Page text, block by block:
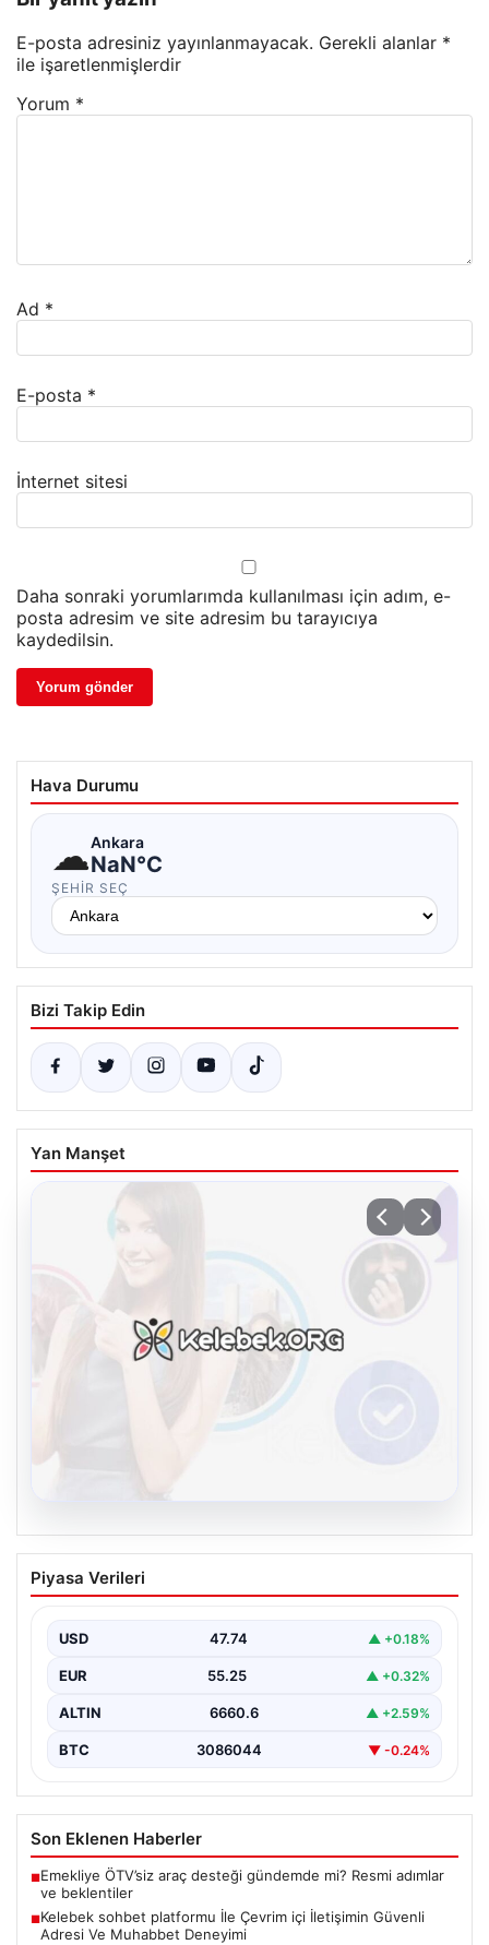
E-posta adresiniz yayınlanmayacak. Gerekli alanlar *
ile işaretlenmişlerdir
Yorum *
Ad *
E-posta *
İnternet sitesi
Daha sonraki yorumlarımda kullanılması için adım, e-
posta adresim ve site adresim bu tarayıcıya
kaydedilsin.
Hava Durumu
☁Ankara
NaN°C
ŞEHIR SEÇ
Bizi Takip Edin
Yan Manşet
08.08.2026
Kelebek sohbet platformu İle Çevrim içi
İletişimin Güvenli Adresi Ve Muhabbet
Sanal dünyasında insanların güvenli bir şekilde iletişim
Güncel olarak…
Piyasa Verileri
USD 47.74 ▲ +0.18%
EUR 55.25 ▲ +0.32%
ALTIN 6660.6 ▲ +2.59%
BTC 3086044 ▼ -0.24%
Son Eklenen Haberler
■Emekliye ÖTV’siz araç desteği gündemde mi? Resmi adımlar
ve beklentiler
■Kelebek sohbet platformu İle Çevrim içi İletişimin Güvenli
Adresi Ve Muhabbet Deneyimi